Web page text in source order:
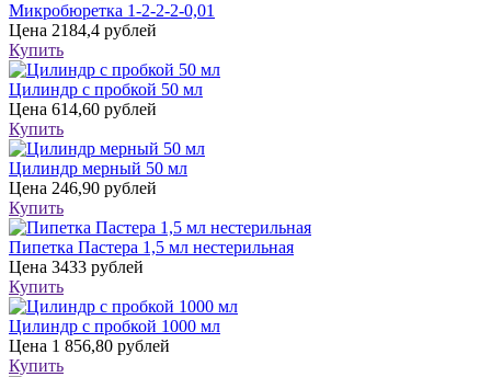
Микробюретка 1-2-2-2-0,01
Цена 2184,4 рублей
Купить
Цилиндр с пробкой 50 мл
Цена 614,60 рублей
Купить
Цилиндр мерный 50 мл
Цена 246,90 рублей
Купить
Пипетка Пастера 1,5 мл нестерильная
Цена 3433 рублей
Купить
Цилиндр с пробкой 1000 мл
Цена 1 856,80 рублей
Купить